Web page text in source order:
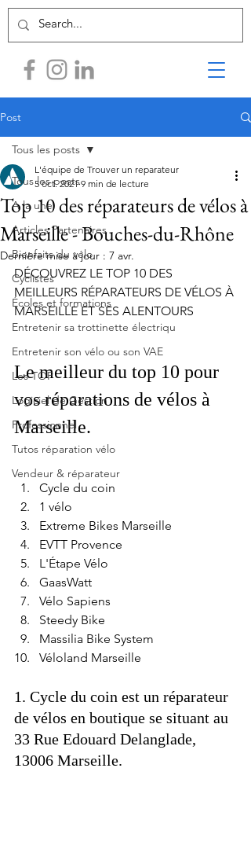
Post
Tous les posts
A la une
Articles Partenaires
Bienfaits du vélo
Cyclistes
Écoles et formations
Entretenir sa trottinette électriqu
Entretenir son vélo ou son VAE
Les TOP
Logiciel de Gestion
Professionnel
Tutos réparation vélo
Vendeur & réparateur
Tous les posts
Top 10 des réparateurs de vélos à
Marseille - Bouches-du-Rhône
L'équipe de Trouver un reparateur
5 oct. 2021 9 min de lecture
Dernière mise à jour : 7 avr.
DÉCOUVREZ LE TOP 10 DES
MEILLEURS RÉPARATEURS DE VÉLOS À
MARSEILLE ET SES ALENTOURS
Le meilleur du top 10 pour
vos réparations de vélos à
Marseille.
Cycle du coin
1 vélo
Extreme Bikes Marseille
EVTT Provence
L'Étape Vélo
GaasWatt
Vélo Sapiens
Steedy Bike
Massilia Bike System
Véloland Marseille
1. Cycle du coin est un réparateur
de vélos en boutique se situant au
33 Rue Edouard Delanglade,
13006 Marseille.